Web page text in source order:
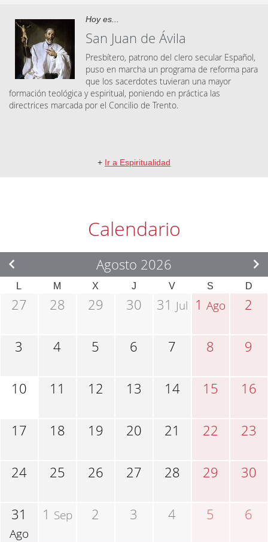
Hoy es...
San Juan de Ávila
Presbítero, patrono del clero secular Español,
puso en marcha un programa de reforma para
que los sacerdotes tuvieran una mayor
formación teológica y espiritual, poniendo en práctica las
directrices marcada por el Concilio de Trento.
+ Ir a Espiritualidad
Calendario
Agosto 2026
L M X J V S D
27 28 29 30 31 Jul 1Ago 2
3 4 5 6 7 8 9
10 11 12 13 14 15 16
17 18 19 20 21 22 23
24 25 26 27 28 29 30
31
Ago
1 Sep 2 3 4 5 6